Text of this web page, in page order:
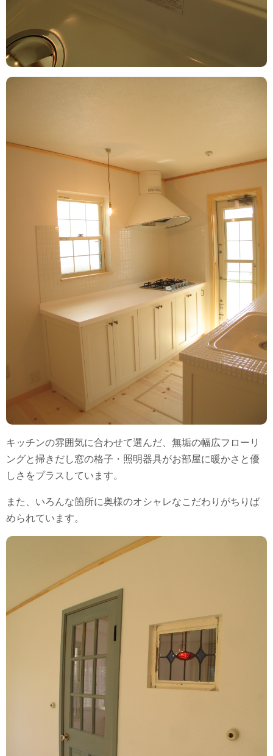
キッチンの雰囲気に合わせて選んだ、無垢の幅広フローリ
ングと掃きだし窓の格子・照明器具がお部屋に暖かさと優
しさをプラスしています。
また、いろんな箇所に奥様のオシャレなこだわりがちりば
められています。